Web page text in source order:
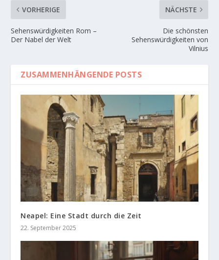
VORHERIGE
Sehenswürdigkeiten Rom –
Der Nabel der Welt
NÄCHSTE
Die schönsten
Sehenswürdigkeiten von
Vilnius
ZUSAMMENHÄNGENDE POSTS
Neapel: Eine Stadt durch die Zeit
22. September 2025